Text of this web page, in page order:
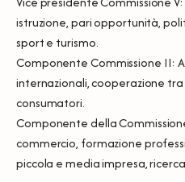
istruzione, pari opportunità,
sport e turismo.
Componente Commissione II:
internazionali, cooperazione
consumatori.
Componente della
commercio, formazione
piccola e media impresa,